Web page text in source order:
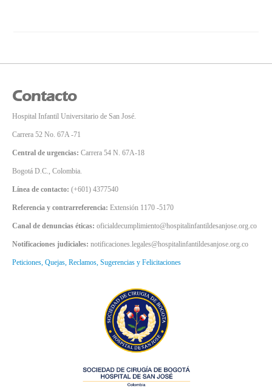
Contacto
Hospital Infantil Universitario de San José.
Carrera 52 No. 67A -71
Central de urgencias: Carrera 54 N. 67A-18
Bogotá D.C., Colombia.
Línea de contacto: (+601) 4377540
Referencia y contrarreferencia: Extensión 1170 -5170
Canal de denuncias éticas: oficialdecumplimiento@hospitalinfantildesanjose.org.co
Notificaciones judiciales: notificaciones.legales@hospitalinfantildesanjose.org.co
Peticiones, Quejas, Reclamos, Sugerencias y Felicitaciones